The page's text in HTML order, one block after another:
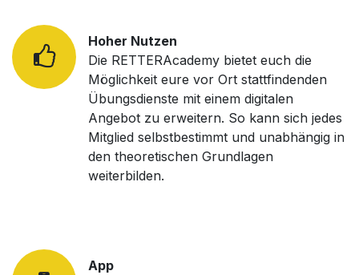
Hoher Nutzen
Die RETTERAcademy bietet euch die
Möglichkeit eure vor Ort stattfindenden
Übungsdienste mit einem digitalen
Angebot zu erweitern. So kann sich jedes
Mitglied selbstbestimmt und unabhängig in
den theoretischen Grundlagen
weiterbilden.
App